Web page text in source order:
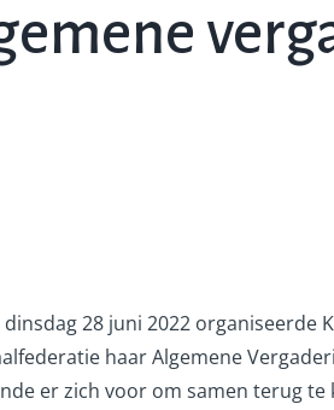
dinsdag 28 juni 2022 organiseerde
haar Algemene
er zich voor om samen terug te